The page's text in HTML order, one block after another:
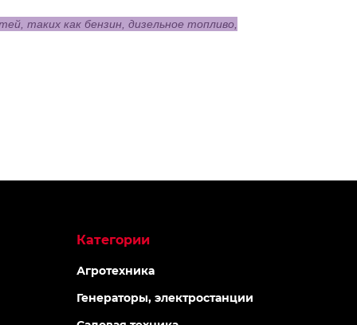
таких как бензин, дизельное топливо,
Категории
Агротехника
Генераторы, электростанции